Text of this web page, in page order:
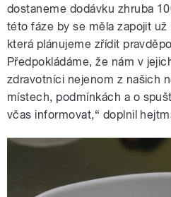
dostaneme dodávku zhruba
této fáze by se měla zapojit
která plánujeme zřídit
Předpokládáme, že nám v
zdravotníci nejenom z našich
místech, podmínkách a o
včas informovat,“ doplnil